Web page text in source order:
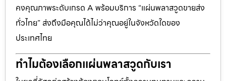
คงคุณภาพระดับเกรด A พร้อมบริการ “แผ่นพลาสวูดขายส่ง
ทั่วไทย” ส่งถึงมือคุณได้ไม่ว่าคุณอยู่ในจังหวัดใดของ
ประเทศไทย
ทำไมต้องเลือกแผ่นพลาสวูดกับเรา